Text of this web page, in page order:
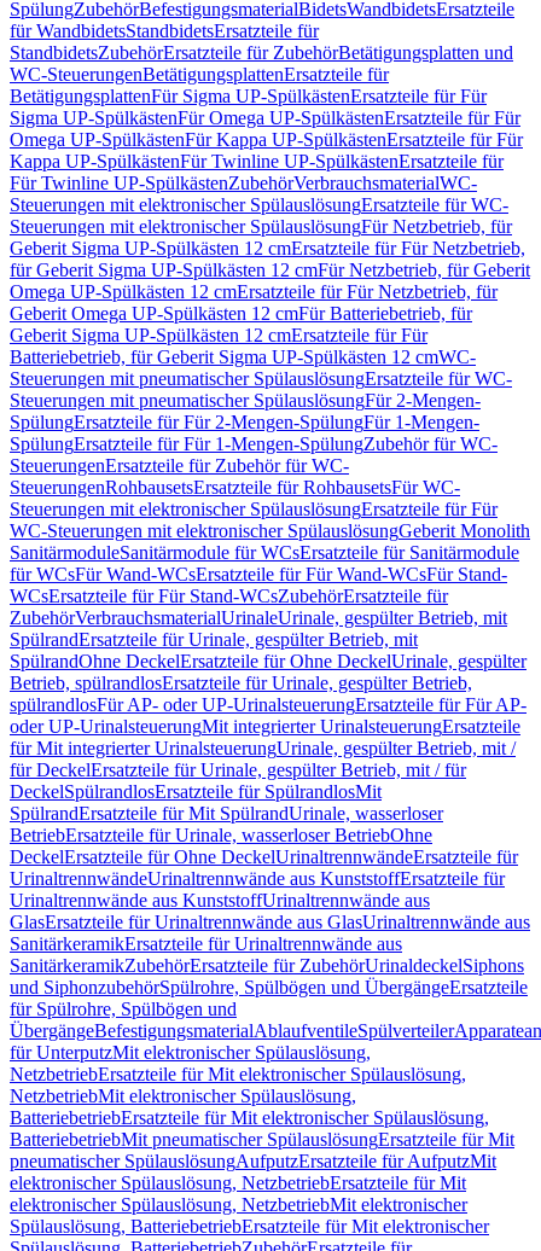
SpülungZubehörBefestigungsmaterialBidetsWandbidetsErsatzteile
für WandbidetsStandbidetsErsatzteile für
StandbidetsZubehörErsatzteile für ZubehörBetätigungsplatten und
WC-SteuerungenBetätigungsplattenErsatzteile für
BetätigungsplattenFür Sigma UP-SpülkästenErsatzteile für Für
Sigma UP-SpülkästenFür Omega UP-SpülkästenErsatzteile für Für
Omega UP-SpülkästenFür Kappa UP-SpülkästenErsatzteile für Für
Kappa UP-SpülkästenFür Twinline UP-SpülkästenErsatzteile für
Für Twinline UP-SpülkästenZubehörVerbrauchsmaterialWC-
Steuerungen mit elektronischer SpülauslösungErsatzteile für WC-
Steuerungen mit elektronischer SpülauslösungFür Netzbetrieb, für
Geberit Sigma UP-Spülkästen 12 cmErsatzteile für Für Netzbetrieb,
für Geberit Sigma UP-Spülkästen 12 cmFür Netzbetrieb, für Geberit
Omega UP-Spülkästen 12 cmErsatzteile für Für Netzbetrieb, für
Geberit Omega UP-Spülkästen 12 cmFür Batteriebetrieb, für
Geberit Sigma UP-Spülkästen 12 cmErsatzteile für Für
Batteriebetrieb, für Geberit Sigma UP-Spülkästen 12 cmWC-
Steuerungen mit pneumatischer SpülauslösungErsatzteile für WC-
Steuerungen mit pneumatischer SpülauslösungFür 2-Mengen-
SpülungErsatzteile für Für 2-Mengen-SpülungFür 1-Mengen-
SpülungErsatzteile für Für 1-Mengen-SpülungZubehör für WC-
SteuerungenErsatzteile für Zubehör für WC-
SteuerungenRohbausetsErsatzteile für RohbausetsFür WC-
Steuerungen mit elektronischer SpülauslösungErsatzteile für Für
WC-Steuerungen mit elektronischer SpülauslösungGeberit Monolith
SanitärmoduleSanitärmodule für WCsErsatzteile für Sanitärmodule
für WCsFür Wand-WCsErsatzteile für Für Wand-WCsFür Stand-
WCsErsatzteile für Für Stand-WCsZubehörErsatzteile für
ZubehörVerbrauchsmaterialUrinaleUrinale, gespülter Betrieb, mit
SpülrandErsatzteile für Urinale, gespülter Betrieb, mit
SpülrandOhne DeckelErsatzteile für Ohne DeckelUrinale, gespülter
Betrieb, spülrandlosErsatzteile für Urinale, gespülter Betrieb,
spülrandlosFür AP- oder UP-UrinalsteuerungErsatzteile für Für AP-
oder UP-UrinalsteuerungMit integrierter UrinalsteuerungErsatzteile
für Mit integrierter UrinalsteuerungUrinale, gespülter Betrieb, mit /
für DeckelErsatzteile für Urinale, gespülter Betrieb, mit / für
DeckelSpülrandlosErsatzteile für SpülrandlosMit
SpülrandErsatzteile für Mit SpülrandUrinale, wasserloser
BetriebErsatzteile für Urinale, wasserloser BetriebOhne
DeckelErsatzteile für Ohne DeckelUrinaltrennwändeErsatzteile für
UrinaltrennwändeUrinaltrennwände aus KunststoffErsatzteile für
Urinaltrennwände aus KunststoffUrinaltrennwände aus
GlasErsatzteile für Urinaltrennwände aus GlasUrinaltrennwände aus
SanitärkeramikErsatzteile für Urinaltrennwände aus
SanitärkeramikZubehörErsatzteile für ZubehörUrinaldeckelSiphons
und SiphonzubehörSpülrohre, Spülbögen und ÜbergängeErsatzteile
für Spülrohre, Spülbögen und
ÜbergängeBefestigungsmaterialAblaufventileSpülverteiler
für UnterputzMit elektronischer Spülauslösung,
NetzbetriebErsatzteile für Mit elektronischer Spülauslösung,
NetzbetriebMit elektronischer Spülauslösung,
BatteriebetriebErsatzteile für Mit elektronischer Spülauslösung,
BatteriebetriebMit pneumatischer SpülauslösungErsatzteile für Mit
pneumatischer SpülauslösungAufputzErsatzteile für AufputzMit
elektronischer Spülauslösung, NetzbetriebErsatzteile für Mit
elektronischer Spülauslösung, NetzbetriebMit elektronischer
Spülauslösung, BatteriebetriebErsatzteile für Mit elektronischer